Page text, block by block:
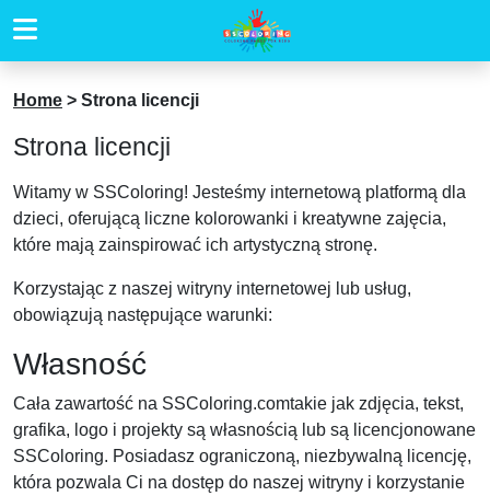
Home > Strona licencji
Strona licencji
Witamy w SSColoring! Jesteśmy internetową platformą dla
dzieci, oferującą liczne kolorowanki i kreatywne zajęcia,
które mają zainspirować ich artystyczną stronę.
Korzystając z naszej witryny internetowej lub usług,
obowiązują następujące warunki:
Własność
Cała zawartość na SSColoring.comtakie jak zdjęcia, tekst,
grafika, logo i projekty są własnością lub są licencjonowane
SSColoring. Posiadasz ograniczoną, niezbywalną licencję,
która pozwala Ci na dostęp do naszej witryny i korzystanie